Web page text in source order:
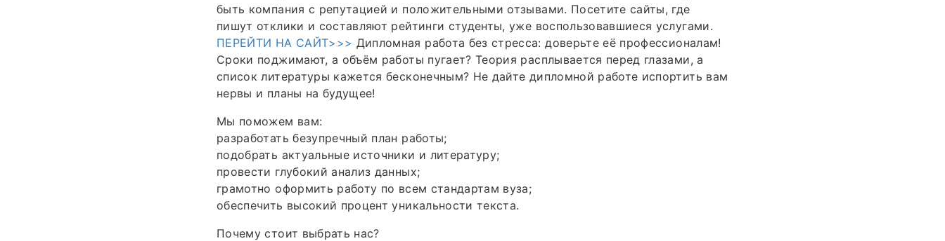
быть компания с репутацией и положительными отзывами. Посетите сайты, где
пишут отклики и составляют рейтинги студенты, уже воспользовавшиеся услугами.
ПЕРЕЙТИ НА САЙТ>>> Дипломная работа без стресса: доверьте её профессионалам!
Сроки поджимают, а объём работы пугает? Теория расплывается перед глазами, а
список литературы кажется бесконечным? Не дайте дипломной работе испортить вам
нервы и планы на будущее!
Мы поможем вам:
разработать безупречный план работы;
подобрать актуальные источники и литературу;
провести глубокий анализ данных;
грамотно оформить работу по всем стандартам вуза;
обеспечить высокий процент уникальности текста.
Почему стоит выбрать нас?